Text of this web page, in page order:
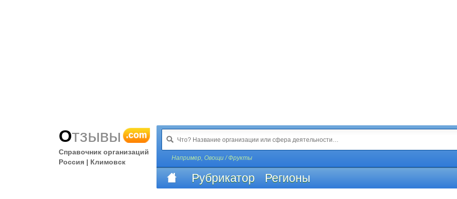
Отзывы .com
Справочник организаций
Россия | Климовск
Например, Овощи / Фрукты
Рубрикатор Регионы